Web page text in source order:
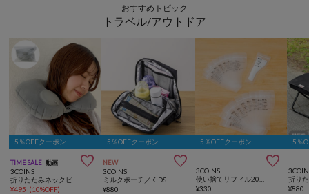
おすすめトピック
トラベル/アウトドア
5％OFFクーポン
TIME SALE 動画 
3COINS
¥495 (10%OFF)
5％OFFクーポン
NEW 
3COINS
¥880
5％OFFクーポン

3COINS
¥330
5％
折り
¥880